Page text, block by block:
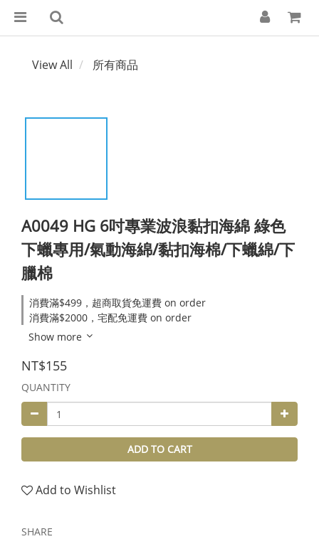
View All 所有商品
A0049 HG 6吋專業波浪黏扣海綿 綠色
下蠟專用/氣動海綿/黏扣海棉/下蠟綿/下
臘棉
消費滿$499，超商取貨免運費 on order
消費滿$2000，宅配免運費 on order
Show more
NT$155
QUANTITY
ADD TO CART
Add to Wishlist
SHARE